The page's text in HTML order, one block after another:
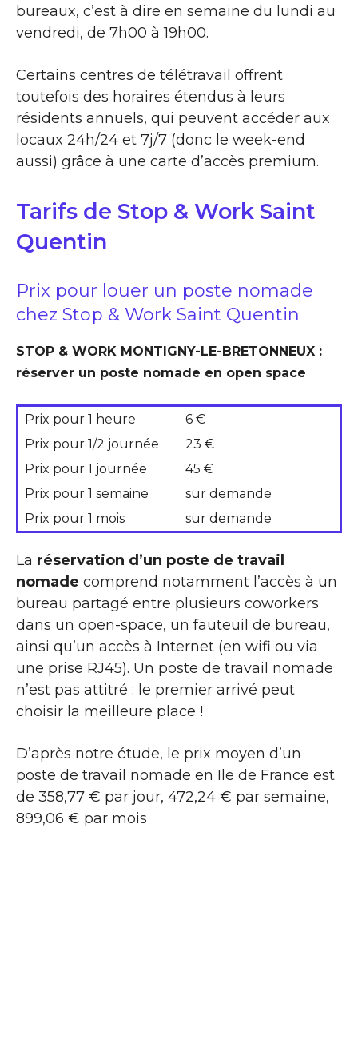
bureaux, c’est à dire en semaine du lundi au
vendredi, de 7h00 à 19h00.
Certains centres de télétravail offrent
toutefois des horaires étendus à leurs
résidents annuels, qui peuvent accéder aux
locaux 24h/24 et 7j/7 (donc le week-end
aussi) grâce à une carte d’accès premium.
Tarifs de Stop & Work Saint
Quentin
Prix pour louer un poste nomade
chez Stop & Work Saint Quentin
STOP & WORK MONTIGNY-LE-BRETONNEUX :
réserver un poste nomade en open space
Prix pour 1 heure
6 €
Prix pour 1/2 journée
23 €
Prix pour 1 journée
45 €
Prix pour 1 semaine
sur demande
Prix pour 1 mois
sur demande
La réservation d’un poste de travail
nomade comprend notamment l’accès à un
bureau partagé entre plusieurs coworkers
dans un open-space, un fauteuil de bureau,
ainsi qu’un accès à Internet (en wifi ou via
une prise RJ45). Un poste de travail nomade
n’est pas attitré : le premier arrivé peut
choisir la meilleure place !
D’après notre étude, le prix moyen d’un
poste de travail nomade en Ile de France est
de 358,77 € par jour, 472,24 € par semaine,
899,06 € par mois